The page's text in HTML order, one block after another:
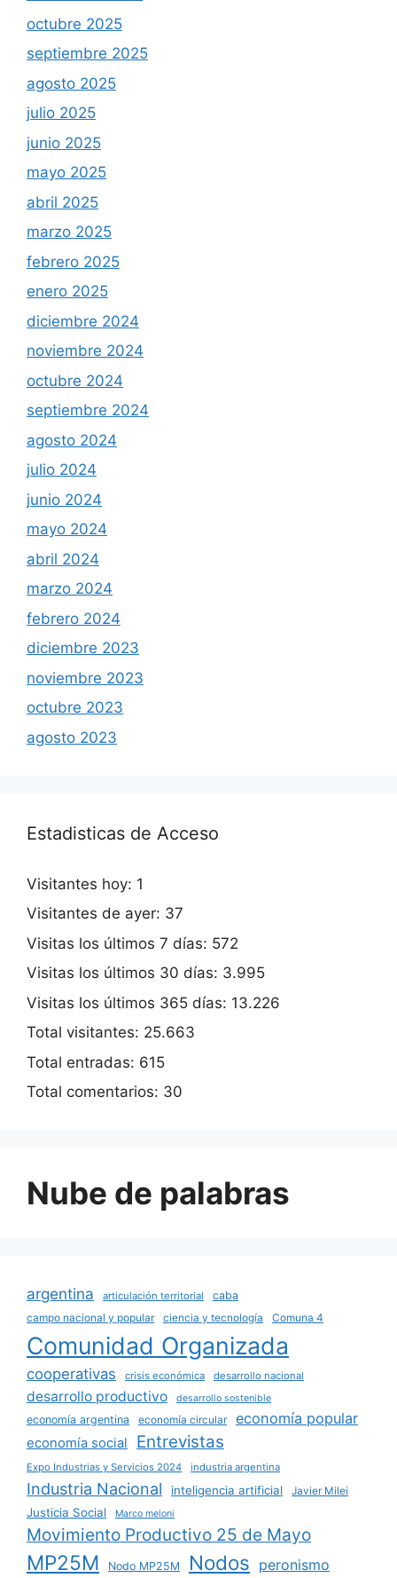
octubre 2025
septiembre 2025
agosto 2025
julio 2025
junio 2025
mayo 2025
abril 2025
marzo 2025
febrero 2025
enero 2025
diciembre 2024
noviembre 2024
octubre 2024
septiembre 2024
agosto 2024
julio 2024
junio 2024
mayo 2024
abril 2024
marzo 2024
febrero 2024
diciembre 2023
noviembre 2023
octubre 2023
agosto 2023
Estadisticas de Acceso
Visitantes hoy: 1
Visitantes de ayer: 37
Visitas los últimos 7 días: 572
Visitas los últimos 30 días: 3.995
Visitas los últimos 365 días: 13.226
Total visitantes: 25.663
Total entradas: 615
Total comentarios: 30
Nube de palabras
argentina articulación territorial
caba
campo nacional y popular
ciencia y tecnología Comuna 4
Comunidad Organizada
cooperativas crisis económica desarrollo nacional
desarrollo productivo desarrollo sostenible
economía argentina economía circular economía popular
economía social Entrevistas
Expo Industrias y Servicios 2024 industria argentina
Industria Nacional inteligencia artificial Javier Milei
Justicia Social Marco meloni
Movimiento Productivo 25 de Mayo
MP25M Nodo MP25M Nodos peronismo